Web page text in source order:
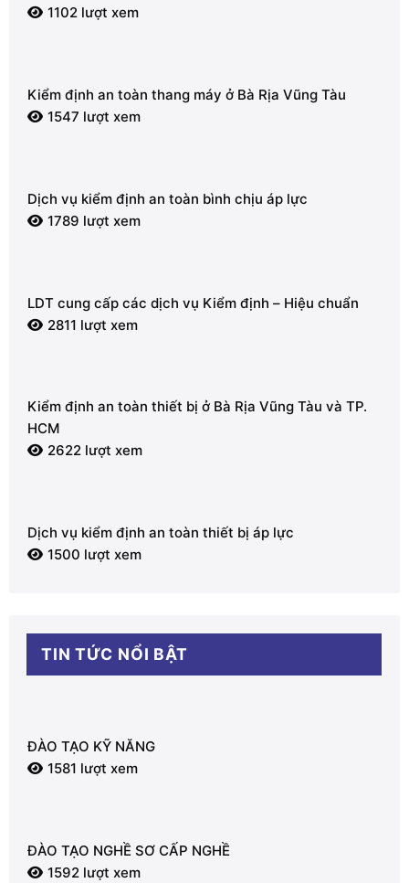
NAM – CHI HỘI VŨNG TÀU
1102 lượt xem
Kiểm định an toàn thang máy ở Bà Rịa Vũng Tàu
1547 lượt xem
Dịch vụ kiểm định an toàn bình chịu áp lực
1789 lượt xem
LDT cung cấp các dịch vụ Kiểm định – Hiệu chuẩn
2811 lượt xem
Kiểm định an toàn thiết bị ở Bà Rịa Vũng Tàu và TP.
HCM
2622 lượt xem
Dịch vụ kiểm định an toàn thiết bị áp lực
1500 lượt xem
TIN TỨC NỔI BẬT
ĐÀO TẠO KỸ NĂNG
1581 lượt xem
ĐÀO TẠO NGHỀ SƠ CẤP NGHỀ
1592 lượt xem